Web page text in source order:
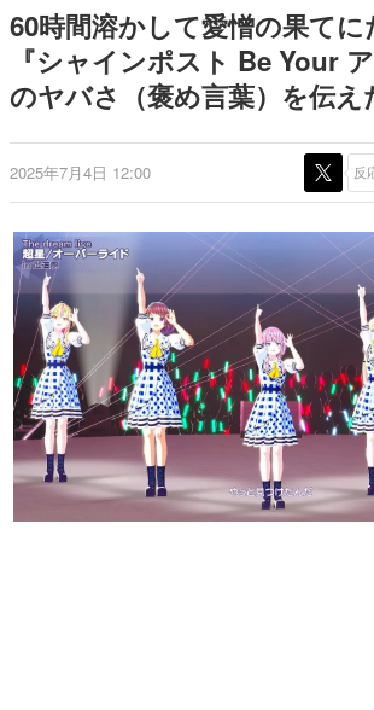
日本のコンテンツ産業やカルチャー
画です。
日本モバイルゲーム産業史
日本のモバイルゲーム史における主
ルを網羅するほか、開発者へのイン
若ゲのいたり〜ゲームクリエ
『うつヌケ』『ペンと箸』等で知ら
一先生によるゲーム業界レポートマ
なんでゲームは面白い？
ゲーム開発者・hamatsu氏がゲーム
具体的な形から解き明かしていく、
です。
ゲームが変えた日本語
「経験値」「裏技」「ラスボス」…
の起源や用法の変遷を、コンピュー
イニーP氏が徹底調査。
カテゴリ
式リリースを記念したキャンペ
ーン
60時間溶かして愛憎の果て
『シャインポスト Be Your
のヤバさ（褒め言葉）を伝え
2025年7月4日 12:00 反